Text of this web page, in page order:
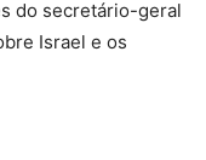
do secretário-geral
Israel e os